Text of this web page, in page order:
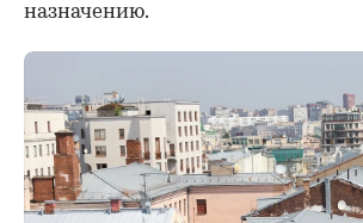
назначению.